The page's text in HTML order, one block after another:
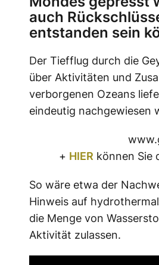
auch
entstanden sein
Der Tiefflug durch die
über Aktivitäten und
verborgenen Ozeans
eindeutig nachgewiesen
+ HIER können Sie
So wäre etwa der
Hinweis auf
die Menge von
Aktivität zulassen.